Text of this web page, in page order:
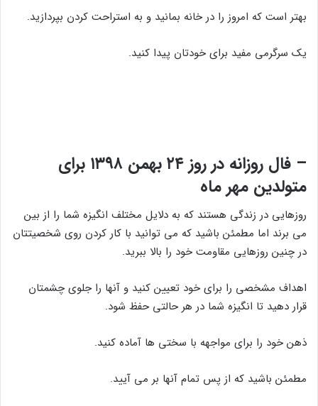
بهتر است که امروز را در خانه بمانید و به استراحت کردن بپردازید.
یک سرگرمی مفید برای خودتان پیدا کنید.
– فال روزانه در روز ۲۴ بهمن ۱۳۹۸ برای
متولدین مهر ماه
روزهایی در زندگی هستند که به دلایل مختلف انگیزه شما را از بین
می برند اما مطمئن باشید که می توانید با کار کردن روی شخصیتتان
در چنین روزهایی مقاومت خود را بالا ببرید.
اهداف مشخصی را برای خود تعیین کنید و آنها را جلوی چشمتان
قرار دهید تا انگیزه شما در هر حالتی حفظ شود.
ذهن خود را برای مواجهه با سختی ها آماده کنید.
مطمئن باشید که از پس تمام آنها بر می آیید.